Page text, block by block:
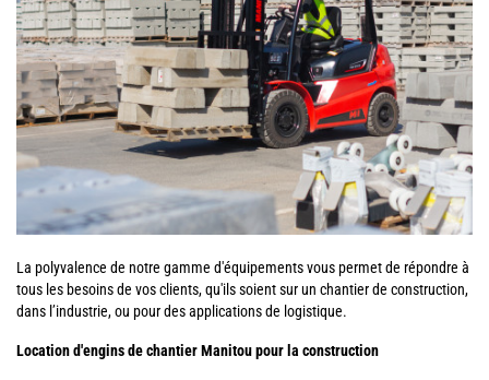
La polyvalence de notre gamme d'équipements vous permet de répondre à
tous les besoins de vos clients, qu'ils soient sur un chantier de construction,
dans l’industrie, ou pour des applications de logistique.
Location d'engins de chantier Manitou pour la construction